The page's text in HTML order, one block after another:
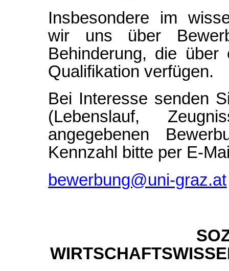
Insbesondere im
wir uns über
Behinderung, die über
Qualifikation verfügen.
Bei Interesse senden
(Lebenslauf,
angegebenen
Kennzahl bitte per E-
bewerbung@uni-graz.at